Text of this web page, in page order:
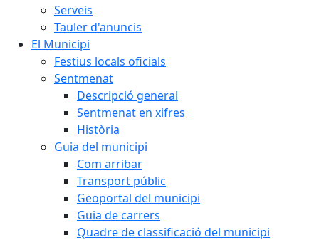
Serveis
Tauler d'anuncis
El Municipi
Festius locals oficials
Sentmenat
Descripció general
Sentmenat en xifres
Història
Guia del municipi
Com arribar
Transport públic
Geoportal del municipi
Guia de carrers
Quadre de classificació del municipi